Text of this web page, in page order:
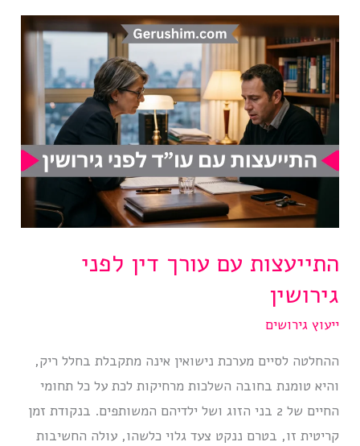
בקונפליקט
גבוה
התייעצות עם עורך דין לפני
גירושין
ייעוץ גירושים
ההחלטה לסיים מערכת נישואין אינה מתקבלת בחלל ריק,
והיא טומנת בחובה השלכות מרחיקות לכת על כל תחומי
החיים של 2 בני הזוג ושל ילדיהם המשותפים. בנקודת זמן
קריטית זו, בטרם ננקט צעד גלוי כלשהו, עולה החשיבות